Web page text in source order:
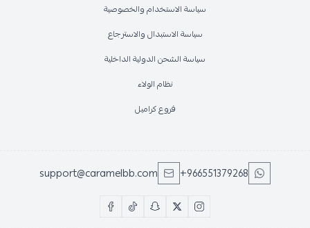
سياسة الاستخدام والخصوصية
سياسة الاستبدال والاسترجاع
سياسة الشحن الدولية الداخلية
نظام الولاء
فروع كراميل
+966551379268
support@caramelbb.com